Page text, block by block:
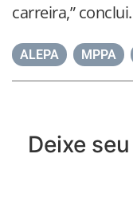
carreira,” conclui.
ALEPA MPPA
Deixe